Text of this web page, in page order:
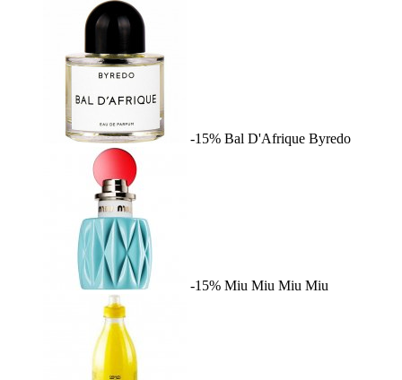
-15% Bal D'Afrique Byredo
-15% Miu Miu Miu Miu